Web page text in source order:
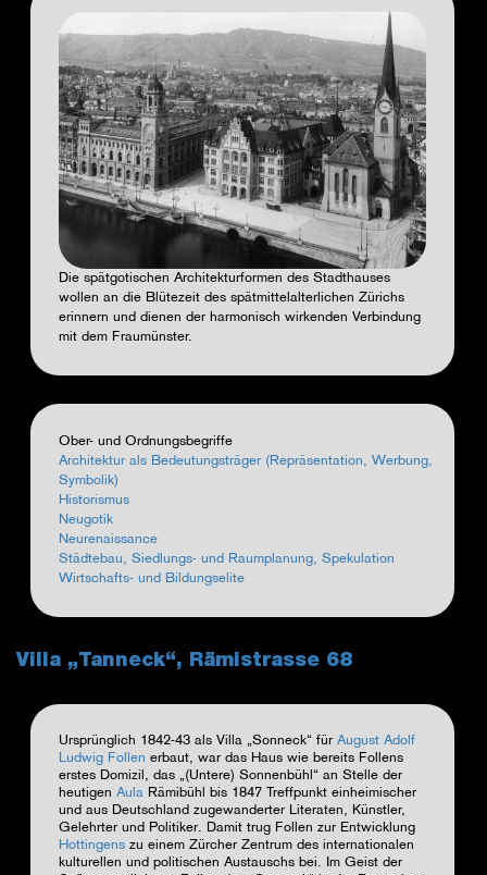
Die spätgotischen Architekturformen des Stadthauses
wollen an die Blütezeit des spätmittelalterlichen Zürichs
erinnern und dienen der harmonisch wirkenden Verbindung
mit dem Fraumünster.
Ober- und Ordnungsbegriffe
Architektur als Bedeutungsträger (Repräsentation, Werbung,
Symbolik)
Historismus
Neugotik
Neurenaissance
Städtebau, Siedlungs- und Raumplanung, Spekulation
Wirtschafts- und Bildungselite
Villa „Tanneck“, Rämistrasse 68
Ursprünglich 1842-43 als Villa „Sonneck“ für August Adolf
Ludwig Follen erbaut, war das Haus wie bereits Follens
erstes Domizil, das „(Untere) Sonnenbühl“ an Stelle der
heutigen Aula Rämibühl bis 1847 Treffpunkt einheimischer
und aus Deutschland zugewanderter Literaten, Künstler,
Gelehrter und Politiker. Damit trug Follen zur Entwicklung
Hottingens zu einem Zürcher Zentrum des internationalen
kulturellen und politischen Austauschs bei.
Im Geist der